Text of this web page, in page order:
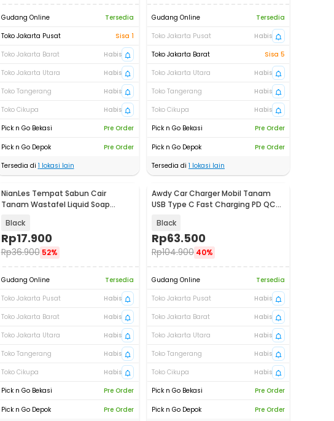
Gudang Online
Tersedia
Toko Jakarta Pusat
Sisa 1
Toko Jakarta Barat
Habis
Toko Jakarta Utara
Habis
Toko Tangerang
Habis
Toko Cikupa
Habis
Pick n Go Bekasi
Pre Order
Pick n Go Depok
Pre Order
Tersedia di 1 lokasi lain
Gudang Online
Tersedia
Toko Jakarta Pusat
Habis
Toko Jakarta Barat
Sisa 5
Toko Jakarta Utara
Habis
Toko Tangerang
Habis
Toko Cikupa
Habis
Pick n Go Bekasi
Pre Order
Pick n Go Depok
Pre Order
Tersedia di 1 lokasi lain
NianLes Tempat Sabun Cair
Tanam Wastafel Liquid Soap
Black
Rp17.900
Rp36.900 52%
Gudang Online
Tersedia
Toko Jakarta Pusat
Habis
Toko Jakarta Barat
Habis
Toko Jakarta Utara
Habis
Toko Tangerang
Habis
Toko Cikupa
Habis
Pick n Go Bekasi
Pre Order
Pick n Go Depok Pre Order
Baru
Awdy Car Charger Mobil Tanam
USB Type C Fast Charging PD QC
Black
Rp63.500
Rp104.900 40%
Gudang Online
Tersedia
Toko Jakarta Pusat
Habis
Toko Jakarta Barat
Habis
Toko Jakarta Utara
Habis
Toko Tangerang
Habis
Toko Cikupa
Habis
Pick n Go Bekasi
Pre Order
Pick n Go Depok Pre Order